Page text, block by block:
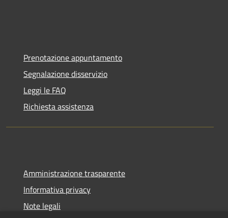
Prenotazione appuntamento
Segnalazione disservizio
Leggi le FAQ
Richiesta assistenza
Amministrazione trasparente
Informativa privacy
Note legali